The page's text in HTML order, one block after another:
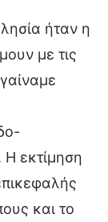
ήταν η
με τις
εκτίμηση
και το